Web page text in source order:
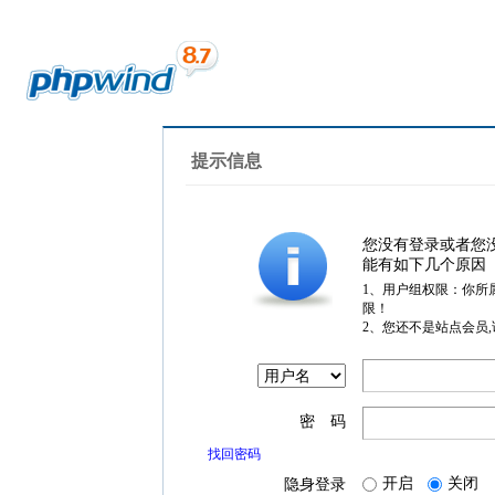
提示信息
您没有登录或者您
能有如下几个原因
1、用户组权限：你所
限！
2、您还不是站点会员
密 码
找回密码
隐身登录 开启 关闭